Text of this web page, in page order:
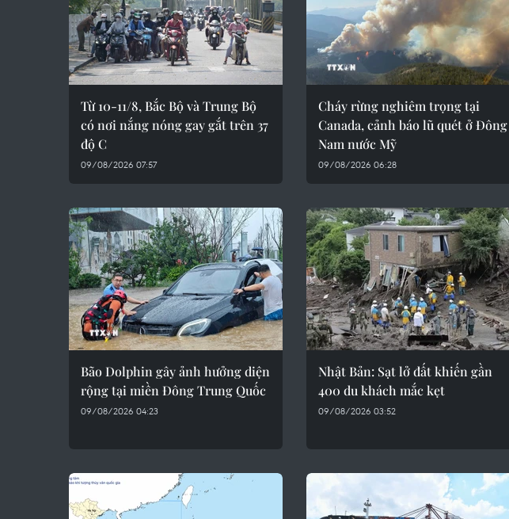
Từ 10-11/8, Bắc Bộ và Trung Bộ
có nơi nắng nóng gay gắt trên 37
độ C
09/08/2026 07:57
Cháy rừng nghiêm trọng tại
Canada, cảnh báo lũ quét ở Đông
Nam nước Mỹ
09/08/2026 06:28
Bão Dolphin gây ảnh hưởng diện
rộng tại miền Đông Trung Quốc
09/08/2026 04:23
Nhật Bản: Sạt lở đất khiến gần
400 du khách mắc kẹt
09/08/2026 03:52